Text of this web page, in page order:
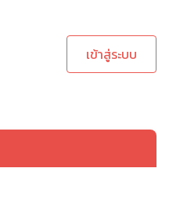
เข้าสู่ระบบ